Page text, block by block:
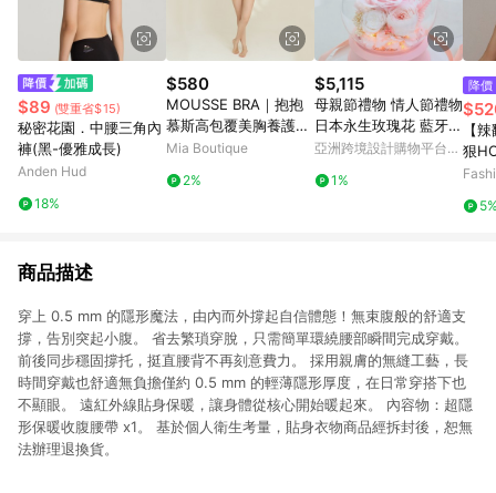
$89 (雙重省$15)
秘密花園．中腰三角內
褲(黑-優雅成長)
Anden Hud
18%
$580
MOUSSE BRA｜抱抱
慕斯高包覆美胸養護無
痕無鋼圈內衣
Mia Boutique
2%
$5,115
母親節禮物 情人節禮物
日本永生玫瑰花 藍牙音
箱
亞洲跨境設計購物平台
1%
降價
【
狠
平口
商品描述
穿上 0.5 mm 的隱形魔法，由內而外撐起自信體態！無束腹般的舒適支
撐，告別突起小腹。 省去繁瑣穿脫，只需簡單環繞腰部瞬間完成穿戴。
前後同步穩固撐托，挺直腰背不再刻意費力。 採用親膚的無縫工藝，長
時間穿戴也舒適無負擔僅約 0.5 mm 的輕薄隱形厚度，在日常穿搭下也
不顯眼。 遠紅外線貼身保暖，讓身體從核心開始暖起來。 內容物：超隱
形保暖收腹腰帶 x1。 基於個人衛生考量，貼身衣物商品經拆封後，恕無
法辦理退換貨。